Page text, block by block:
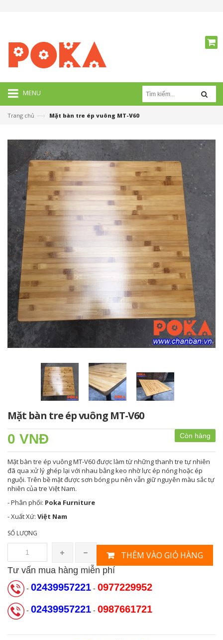
MENU
Trang chủ —› Mặt bàn tre ép vuông MT-V60
Mặt bàn tre ép vuông MT-V60
Còn hàng
0 VNĐ
Mặt bàn tre ép vuông MT-V60 được làm từ những thanh tre tự nhiên
đã qua xử lý ghép lại với nhau bằng keo nhờ lực ép nóng hoặc ép
nguội. Trên bề mặt được sơn bóng pu nên vẫn giữ nguyên màu sắc tự
nhiên của tre Việt Nam.
- Phân phối: Poka Furniture
- Xuất Xứ: Việt Nam
SỐ LƯỢNG
THÊM VÀO GIỎ HÀNG
Tư vấn mua hàng miễn phí
- 02439957221 - 0977229952
- 02439957221 - 0987661721